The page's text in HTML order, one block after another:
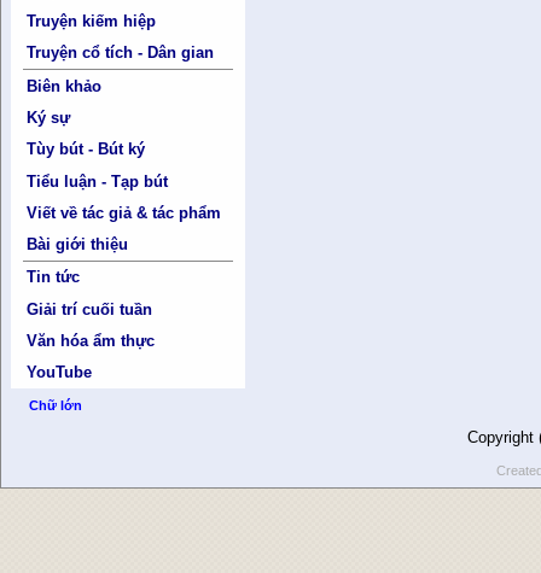
Truyện kiếm hiệp
Truyện cổ tích - Dân gian
Biên khảo
Ký sự
Tùy bút - Bút ký
Tiểu luận - Tạp bút
Viết về tác giả & tác phẩm
Bài giới thiệu
Tin tức
Giải trí cuối tuần
Văn hóa ẩm thực
YouTube
Chữ lớn
Copyright